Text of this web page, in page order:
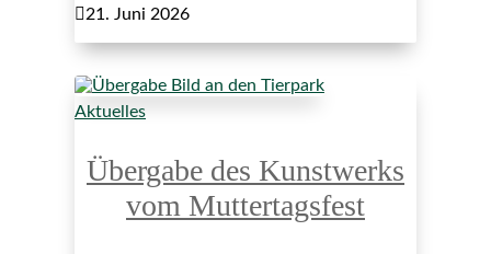
21. Juni 2026
Aktuelles
Übergabe des Kunstwerks
vom Muttertagsfest